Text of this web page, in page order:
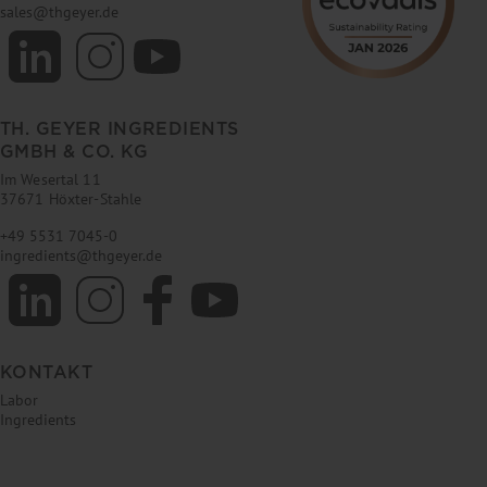
sales@thgeyer.de
TH. GEYER INGREDIENTS
GMBH & CO. KG
Im Wesertal 11
37671 Höxter-Stahle
+49 5531 7045-0
ingredients@thgeyer.de
KONTAKT
Labor
Ingredients